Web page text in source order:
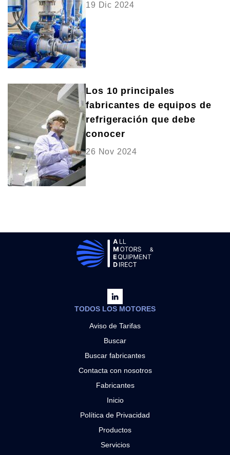
19 Dic 2024
Los 10 principales
fabricantes de equipos de
refrigeración que debe
conocer
26 Nov 2024
TODOS LOS MOTORES
Aviso de Tarifas
Buscar
Buscar fabricantes
Contacta con nosotros
Fabricantes
Inicio
Política de Privacidad
Productos
Servicios